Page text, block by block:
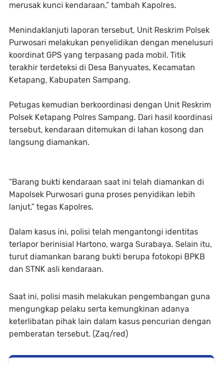
merusak kunci kendaraan,” tambah Kapolres.
Menindaklanjuti laporan tersebut, Unit Reskrim Polsek
Purwosari melakukan penyelidikan dengan menelusuri
koordinat GPS yang terpasang pada mobil. Titik
terakhir terdeteksi di Desa Banyuates, Kecamatan
Ketapang, Kabupaten Sampang.
Petugas kemudian berkoordinasi dengan Unit Reskrim
Polsek Ketapang Polres Sampang. Dari hasil koordinasi
tersebut, kendaraan ditemukan di lahan kosong dan
langsung diamankan.
“Barang bukti kendaraan saat ini telah diamankan di
Mapolsek Purwosari guna proses penyidikan lebih
lanjut,” tegas Kapolres.
Dalam kasus ini, polisi telah mengantongi identitas
terlapor berinisial Hartono, warga Surabaya. Selain itu,
turut diamankan barang bukti berupa fotokopi BPKB
dan STNK asli kendaraan.
Saat ini, polisi masih melakukan pengembangan guna
mengungkap pelaku serta kemungkinan adanya
keterlibatan pihak lain dalam kasus pencurian dengan
pemberatan tersebut. (Zaq/red)